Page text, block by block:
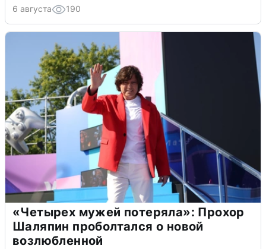
6 августа 190
«Четырех мужей потеряла»: Прохор
Шаляпин проболтался о новой
возлюбленной